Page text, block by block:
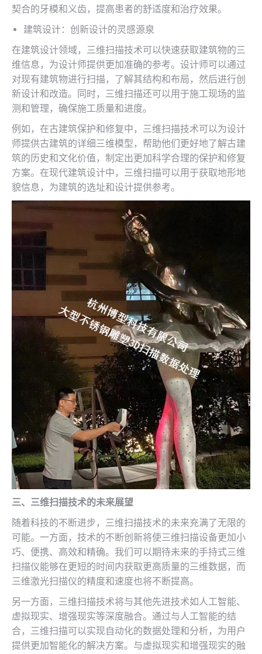
契合的牙模和义齿，提高患者的舒适度和治疗效果。
建筑设计：创新设计的灵感源泉
在建筑设计领域，三维扫描技术可以快速获取建筑物的三
维信息，为设计师提供更加准确的参考。设计师可以通过
对现有建筑物进行扫描，了解其结构和布局，然后进行创
新设计和改造。同时，三维扫描还可以用于施工现场的监
测和管理，确保施工质量和进度。
例如，在古建筑保护和修复中，三维扫描技术可以为设计
师提供古建筑的详细三维模型，帮助他们更好地了解古建
筑的历史和文化价值，制定出更加科学合理的保护和修复
方案。在现代建筑设计中，三维扫描可以用于获取地形地
貌信息，为建筑的选址和设计提供参考。
三、三维扫描技术的未来展望
随着科技的不断进步，三维扫描技术的未来充满了无限的
可能。一方面，技术的不断创新将使三维扫描设备更加小
巧、便携、高效和精确。我们可以期待未来的手持式三维
扫描仪能够在更短的时间内获取更高质量的三维数据，而
三维激光扫描仪的精度和速度也将不断提高。
另一方面，三维扫描技术将与其他先进技术如人工智能、
虚拟现实、增强现实等深度融合。通过与人工智能的结
合，三维扫描可以实现自动化的数据处理和分析，为用户
提供更加智能化的解决方案。与虚拟现实和增强现实的融